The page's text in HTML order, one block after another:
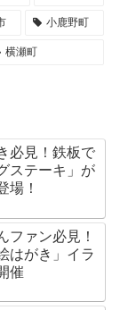
小鹿野町
横瀬町
必見！鉄板で
ステーキ」が
場！
ファン必見！
はがき」イラ
催